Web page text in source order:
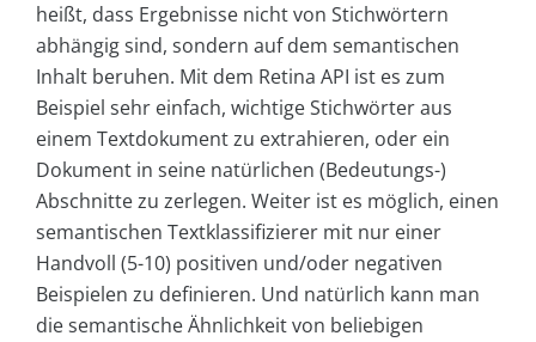
heißt, dass Ergebnisse nicht von Stichwörtern
abhängig sind, sondern auf dem semantischen
Inhalt beruhen. Mit dem Retina API ist es zum
Beispiel sehr einfach, wichtige Stichwörter aus
einem Textdokument zu extrahieren, oder ein
Dokument in seine natürlichen (Bedeutungs-)
Abschnitte zu zerlegen. Weiter ist es möglich, einen
semantischen Textklassifizierer mit nur einer
Handvoll (5-10) positiven und/oder negativen
Beispielen zu definieren. Und natürlich kann man
die semantische Ähnlichkeit von beliebigen